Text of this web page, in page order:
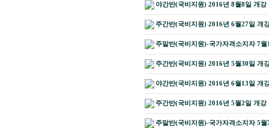
야간반(국비지원) 2016년 8월8일 개
주간반(국비지원) 2016년 6월27일 개
주말반(국비지원)-국가자격소지자 7
주간반(국비지원) 2016년 5월30일 개
야간반(국비지원) 2016년 6월13일 개
주간반(국비지원) 2016년 5월2일 개
주말반(국비지원)-국가자격소지자 5